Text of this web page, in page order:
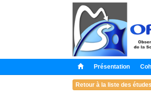
Présentation
Retour à la liste des études